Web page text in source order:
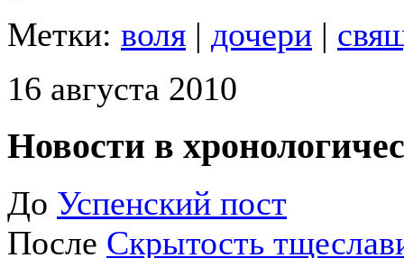
Метки: воля | дочери |
16 августа 2010
Новости в
До Успенский пост
После Скрытость